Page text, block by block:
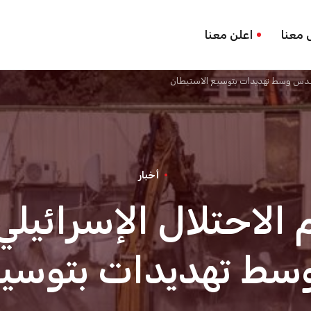
معنا اعلن معنا
القدس وسط تهديدات بتوسيع الاستيطان
أخبار
تهديدات